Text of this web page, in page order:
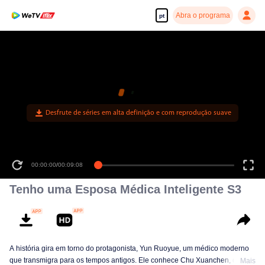
pt Abra o programa
Desfrute de séries em alta definição e com reprodução suave
00:00:00/00:09:08
Tenho uma Esposa Médica Inteligente S3
A história gira em torno do protagonista, Yun Ruoyue, um médico moderno
que transmigra para os tempos antigos. Ele conhece Chu Xuanchen, o ex-Mais